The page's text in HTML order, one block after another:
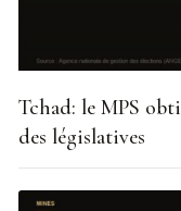
Tchad: le MPS
des législatives